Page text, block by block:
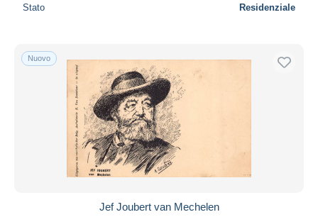
Stato Residenziale
Nuovo
Jef Joubert van Mechelen